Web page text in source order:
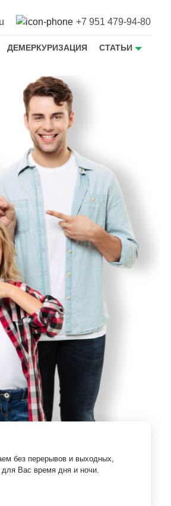
+7 951 479-94-80
ДЕМЕРКУРИЗАЦИЯ СТАТЬИ
без перерывов и выходных,
Вас время дня и ночи.